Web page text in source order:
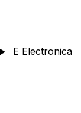
E Electronica